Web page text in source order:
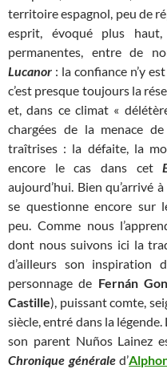
territoire espagnol, peu de
esprit, évoqué plus
permanentes, entre de
Lucanor : la confiance n’y
c’est presque toujours la
et, dans ce climat «
chargées de la menace
traîtrises : la défaite, la
encore le cas dans cet
aujourd’hui. Bien qu’arrivé
se questionne encore sur
peu. Comme nous
dont nous suivons ici la
d’ailleurs son inspiration
personnage de Fernán
Castille), puissant comte,
siècle, entré dans la
son parent Nuños Lainez
Chronique généraled’